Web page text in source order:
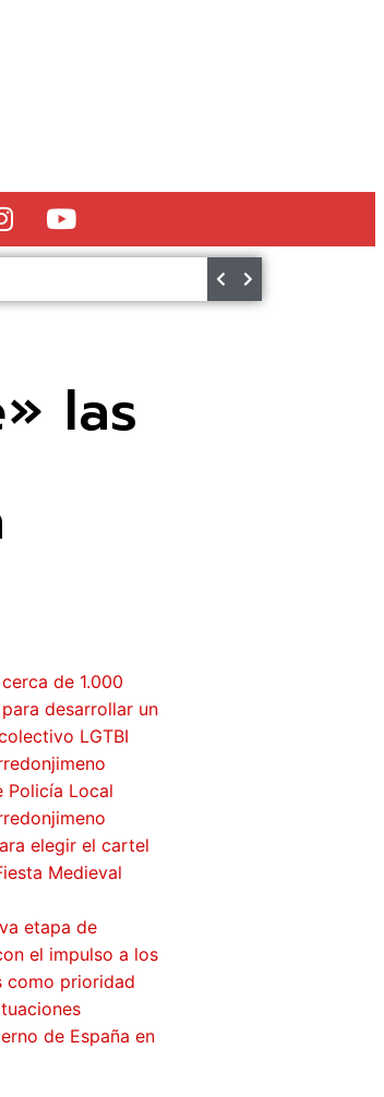
la XXIII Fiesta Medieval Visigoda
las
de 1.000
desarrollar un
LGTBI
Policía Local
elegir el cartel
Medieval
etapa de
el impulso a los
como prioridad
de España en